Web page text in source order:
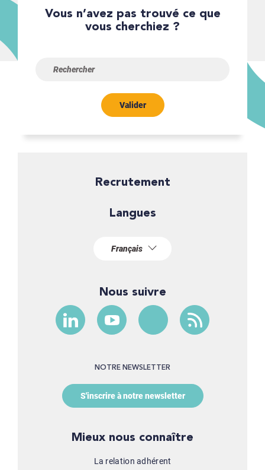
Vous n’avez pas trouvé ce que
vous cherchiez ?
Valider
Recrutement
Langues
Nous suivre
NOTRE NEWSLETTER
S'inscrire à notre newsletter
Mieux nous connaître
La relation adhérent